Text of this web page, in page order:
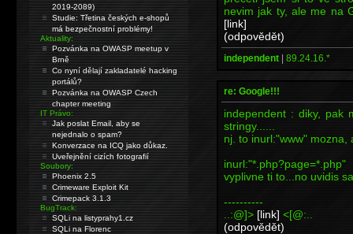
nevim jak ty, ale me na
[link]
(odpovědět)
independent | 89.24.16.*
re: Google!!!
independent : diky, pak
stringy......
nj. to inurl:"www" mozna,
inurl:"*.php?page=*.php"
vyplivne ti to...no uvidis
----------
..:@]> [link] <[@:..
(odpovědět)
2019-2089)
Studie: Třetina českých e-shopů
má bezpečnostní problémy!
Aktuality:
Pozvánka na OWASP meetup v
Brně
Co nyní dělají zakladatelé hacking
portálů?
Pozvánka na OWASP Czech
chapter meeting
IT Právo:
Jak poslat Email, aby se
nejednalo o spam?
Konverzace na ICQ jako důkaz.
Uveřejnění cizích fotografií
Soubory:
Phoenix 2.5
Crimeware Exploit Kit
Crimepack 3.1.3
BugTrack:
SQLi na listyprahy1.cz
SQLi na Florenc